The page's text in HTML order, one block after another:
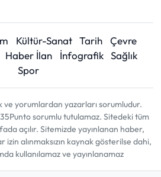
Kültür-Sanat Tarih
Çevre
Haber İlan İnfografik Sağlık
Spor
ve yorumlardan yazarları sorumludur.
sorumlu tutulamaz. Sitedeki tüm
açılır. Sitemizde yayınlanan haber,
izin alınmaksızın kaynak gösterilse dahi,
kullanılamaz ve yayınlanamaz